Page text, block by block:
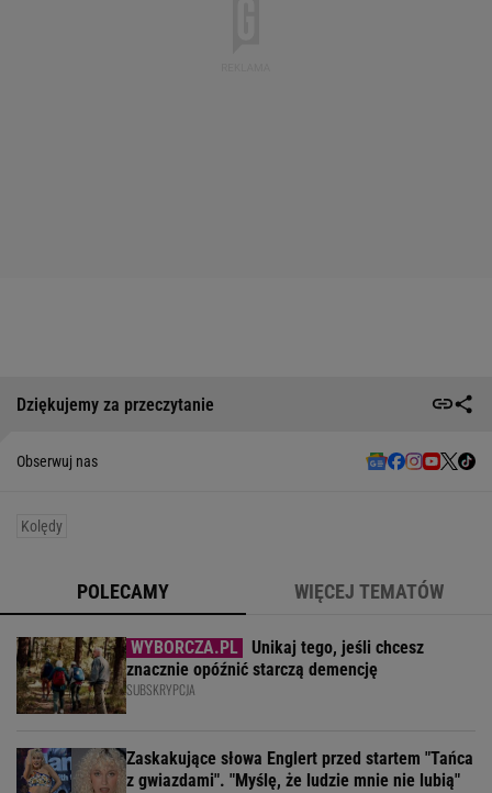
Dziękujemy za przeczytanie
Obserwuj nas
Kolędy
POLECAMY WIĘCEJ TEMATÓW
Unikaj tego, jeśli chcesz
znacznie opóźnić starczą demencję
SUBSKRYPCJA
Zaskakujące słowa Englert przed startem "Tańca
z gwiazdami". "Myślę, że ludzie mnie nie lubią"